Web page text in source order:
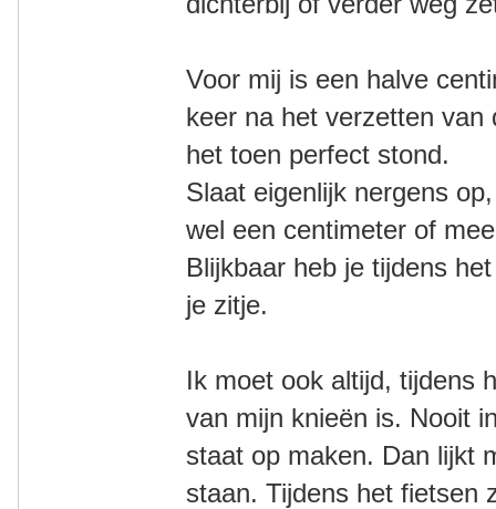
Voor mij is een halve
keer na het verzetten
het toen perfect stond.
Slaat eigenlijk nergens
wel een centimeter of
Blijkbaar heb je tijdens
je zitje.
Ik moet ook altijd, tijdens
van mijn knieën is. Nooit
staat op maken. Dan lijkt
staan. Tijdens het fietsen